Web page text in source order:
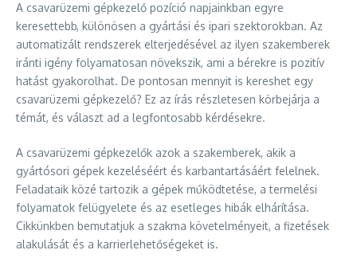
A csavarüzemi gépkezelő pozíció napjainkban egyre
keresettebb, különösen a gyártási és ipari szektorokban. Az
automatizált rendszerek elterjedésével az ilyen szakemberek
iránti igény folyamatosan növekszik, ami a bérekre is pozitív
hatást gyakorolhat. De pontosan mennyit is kereshet egy
csavarüzemi gépkezelő? Ez az írás részletesen körbejárja a
témát, és választ ad a legfontosabb kérdésekre.
A csavarüzemi gépkezelők azok a szakemberek, akik a
gyártósori gépek kezeléséért és karbantartásáért felelnek.
Feladataik közé tartozik a gépek működtetése, a termelési
folyamatok felügyelete és az esetleges hibák elhárítása.
Cikkünkben bemutatjuk a szakma követelményeit, a fizetések
alakulását és a karrierlehetőségeket is.